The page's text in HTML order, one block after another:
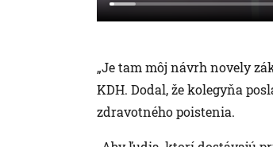
„Je tam môj návrh novely
KDH. Dodal, že kolegyňa
zdravotného poistenia.